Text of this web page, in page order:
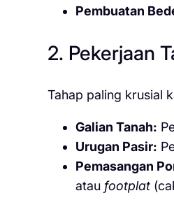
Pembuatan
2. Pekerjaan
Tahap paling krusial
Galian Tanah:
Urugan Pasir:
Pemasangan
atau footplat